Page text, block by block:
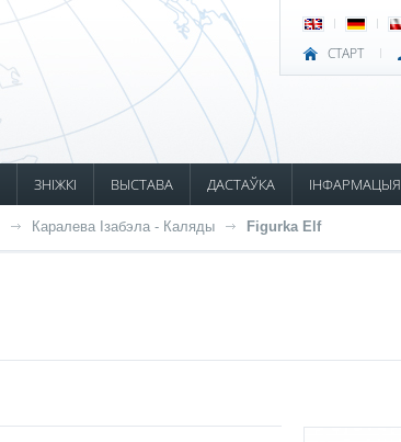
СТАРТ
ЗНІЖКІ ВЫСТАВА ДАСТАЎКА ІНФАРМАЦЫЯ
Каралева Ізабэла - Каляды Figurka Elf